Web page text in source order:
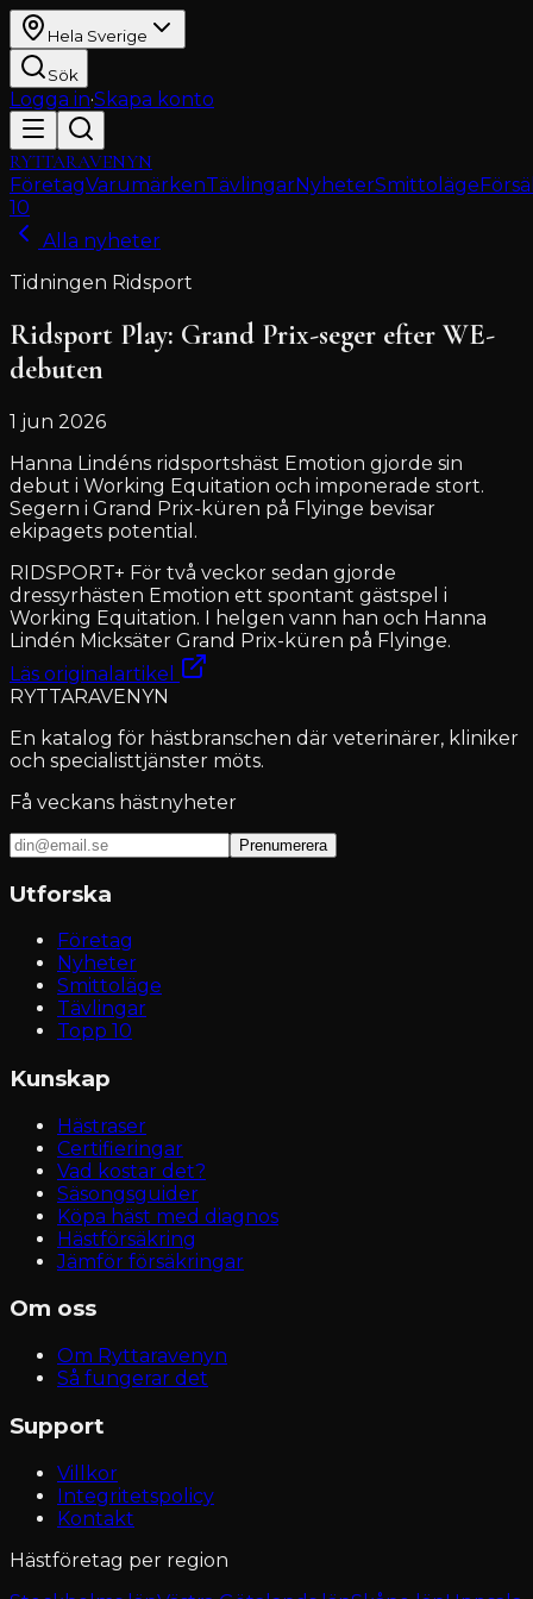
Hela Sverige
Sök
Logga in·Skapa konto
RYTTARAVENYN
FöretagVarumärkenTävlingarNyheterSmittoläge
10
Alla nyheter
Tidningen Ridsport
Ridsport Play: Grand Prix-seger efter WE-
debuten
1 jun 2026
Hanna Lindéns ridsportshäst Emotion gjorde sin
debut i Working Equitation och imponerade stort.
Segern i Grand Prix-küren på Flyinge bevisar
ekipagets potential.
RIDSPORT+ För två veckor sedan gjorde
dressyrhästen Emotion ett spontant gästspel i
Working Equitation. I helgen vann han och Hanna
Lindén Micksäter Grand Prix-küren på Flyinge.
Läs originalartikel
RYTTARAVENYN
En katalog för hästbranschen där veterinärer, kliniker
och specialisttjänster möts.
Få veckans hästnyheter
Prenumerera
Utforska
Företag
Nyheter
Smittoläge
Tävlingar
Topp 10
Kunskap
Hästraser
Certifieringar
Vad kostar det?
Säsongsguider
Köpa häst med diagnos
Hästförsäkring
Jämför försäkringar
Om oss
Om Ryttaravenyn
Så fungerar det
Support
Villkor
Integritetspolicy
Kontakt
Hästföretag per region